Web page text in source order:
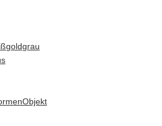
goldgrau
Objekt